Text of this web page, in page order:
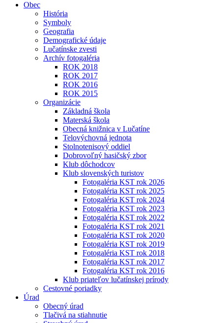
Obec
História
Symboly
Geografia
Demografické údaje
Lučatínske zvesti
Archív fotogaléria
ROK 2018
ROK 2017
ROK 2016
ROK 2015
Organizácie
Základná škola
Materská škola
Obecná knižnica v Lučatíne
Telovýchovná jednota
Stolnotenisový oddiel
Dobrovoľný hasičský zbor
Klub dôchodcov
Klub slovenských turistov
Fotogaléria KST rok 2026
Fotogaléria KST rok 2025
Fotogaléria KST rok 2024
Fotogaléria KST rok 2023
Fotogaléria KST rok 2022
Fotogaléria KST rok 2021
Fotogaléria KST rok 2020
Fotogaléria KST rok 2019
Fotogaléria KST rok 2018
Fotogaléria KST rok 2017
Fotogaléria KST rok 2016
Klub priateľov lučatínskej prírody
Cestovné poriadky
Úrad
Obecný úrad
Tlačivá na stiahnutie